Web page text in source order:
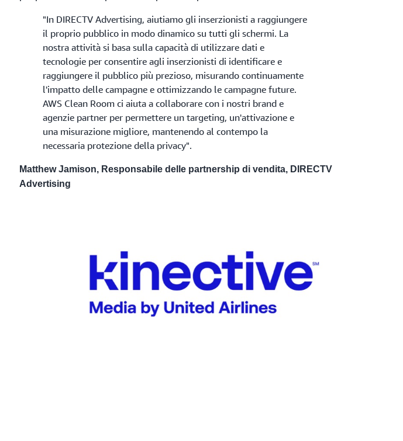
"In DIRECTV Advertising, aiutiamo gli inserzionisti a raggiungere
il proprio pubblico in modo dinamico su tutti gli schermi. La
nostra attività si basa sulla capacità di utilizzare dati e
tecnologie per consentire agli inserzionisti di identificare e
raggiungere il pubblico più prezioso, misurando continuamente
l'impatto delle campagne e ottimizzando le campagne future.
AWS Clean Room ci aiuta a collaborare con i nostri brand e
agenzie partner per permettere un targeting, un'attivazione e
una misurazione migliore, mantenendo al contempo la
necessaria protezione della privacy".
Matthew Jamison, Responsabile delle partnership di vendita, DIRECTV
Advertising